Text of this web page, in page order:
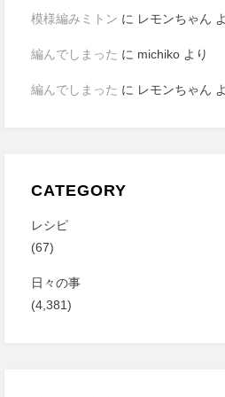
模様編みミトン に レモンちゃん
編んでしまった に michikoより
編んでしまった に レモンちゃん
CATEGORY
レシピ
(67)
日々の事
(4,381)